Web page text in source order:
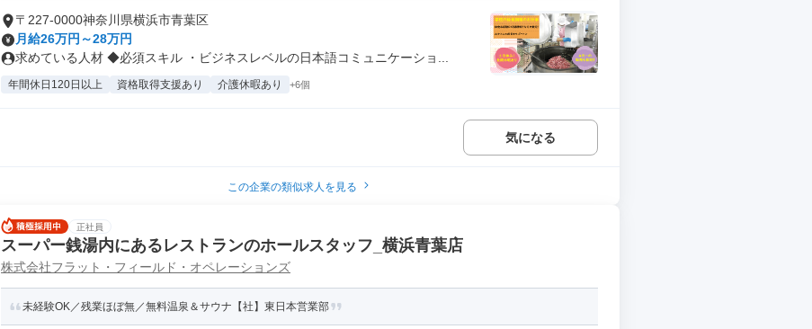
〒227-0000神奈川県横浜市青葉区
月給26万円～28万円
求めている人材 ◆必須スキル ・ビジネスレベルの日本語コミュニケーショ...
年間休日120日以上 資格取得支援あり 介護休暇あり +6個
気になる
この企業の類似求人を見る
正社員
スーパー銭湯内にあるレストランのホールスタッフ_横浜青葉店
株式会社フラット・フィールド・オペレーションズ
未経験OK／残業ほぼ無／無料温泉＆サウナ【社】東日本営業部